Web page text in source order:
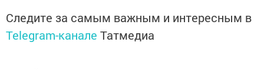
Следите за самым важным и интересным в
Telegram-канале Татмедиа